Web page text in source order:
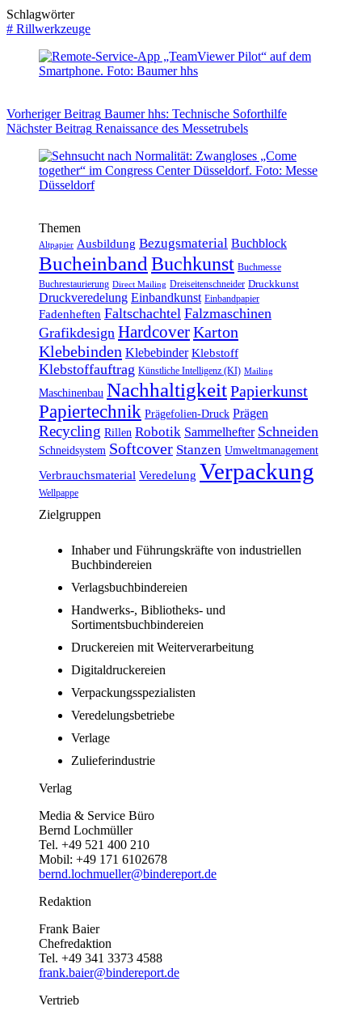
Schlagwörter
# Rillwerkzeuge
VorherigerBeitrag Baumer hhs: Technische Soforthilfe
NächsterBeitrag Renaissance des Messetrubels
Themen
Altpapier Ausbildung Bezugsmaterial Buchblock
BucheinbandBuchkunst Buchmesse
Buchrestaurierung Direct Mailing Dreiseitenschneider Druckkunst
Druckveredelung Einbandkunst Einbandpapier
Fadenheften Faltschachtel Falzmaschinen
Grafikdesign HardcoverKarton
Klebebinden Klebebinder Klebstoff
Klebstoffauftrag Künstliche Intelligenz (KI) Mailing
Maschinenbau NachhaltigkeitPapierkunst
Papiertechnik Prägefolien-Druck Prägen
Recycling Rillen Robotik Sammelhefter Schneiden
Schneidsystem Softcover Stanzen Umweltmanagement
Verbrauchsmaterial Veredelung Verpackung
Wellpappe
Zielgruppen
Inhaber und Führungskräfte von industriellen
Buchbindereien
Verlagsbuchbindereien
Handwerks-, Bibliotheks- und
Sortimentsbuchbindereien
Druckereien mit Weiterverarbeitung
Digitaldruckereien
Verpackungsspezialisten
Veredelungsbetriebe
Verlage
Zulieferindustrie
Verlag
Media & Service Büro
Bernd Lochmüller
Tel. +49 521 400 210
Mobil: +49 171 6102678
bernd.lochmueller@bindereport.de
Redaktion
Frank Baier
Chefredaktion
Tel. +49 341 3373 4588
frank.baier@bindereport.de
Vertrieb